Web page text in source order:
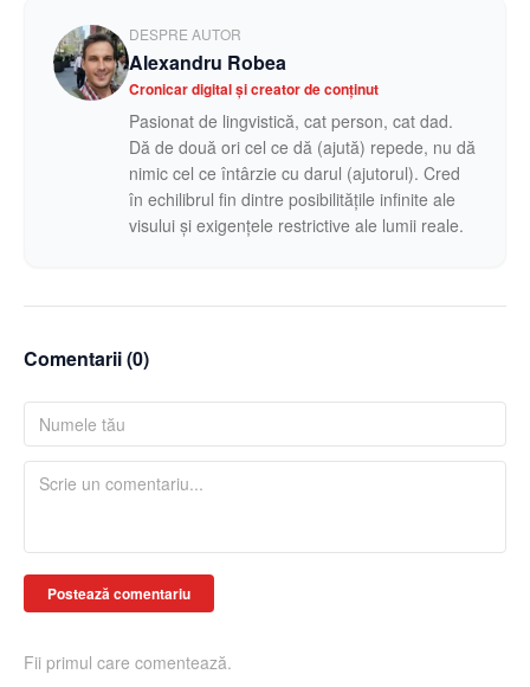
DESPRE AUTOR
Alexandru Robea
Cronicar digital și creator de conținut
Pasionat de lingvistică, cat person, cat dad.
Dă de două ori cel ce dă (ajută) repede, nu dă
nimic cel ce întârzie cu darul (ajutorul). Cred
în echilibrul fin dintre posibilitățile infinite ale
visului și exigențele restrictive ale lumii reale.
Comentarii (0)
Postează comentariu
Fii primul care comentează.